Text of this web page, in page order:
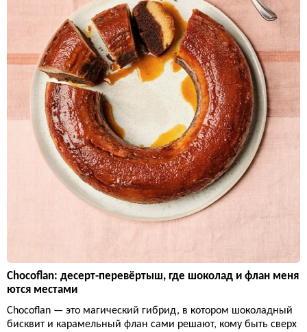
Chocoflan: десерт-перевёртыш, где шоколад и флан меня
ются местами
Chocoflan — это магический гибрид, в котором шоколадный
бисквит и карамельный флан сами решают, кому быть сверх